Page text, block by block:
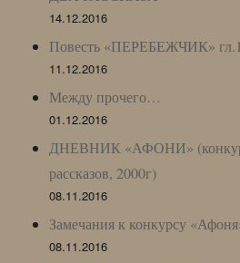
14.12.2016
Повесть «ПЕРЕБЕЖЧИК»
11.12.2016
Между прочего…
01.12.2016
ДНЕВНИК «АФОНИ»
рассказов, 2000г)
08.11.2016
Замечания к конкурсу
08.11.2016